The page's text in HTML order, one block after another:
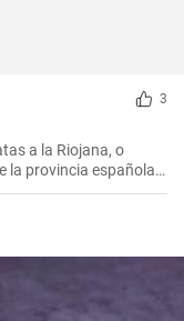
3
a la Riojana, o
la provincia española